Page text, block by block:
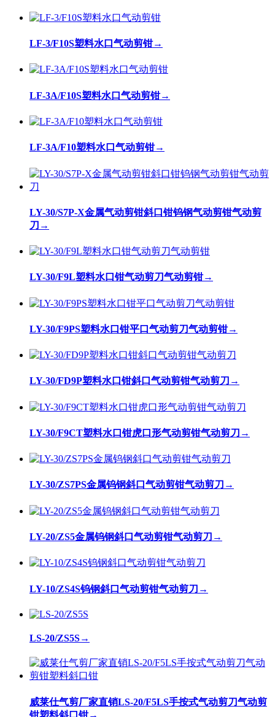
LF-3/F10S塑料水口气动剪钳→
LF-3A/F10S塑料水口气动剪钳→
LF-3A/F10塑料水口气动剪钳→
LY-30/S7P-X金属气动剪钳斜口钳钨钢气动剪钳气动剪
刀 →
LY-30/F9L塑料水口钳气动剪刀气动剪钳→
LY-30/F9PS塑料水口钳平口气动剪刀气动剪钳→
LY-30/FD9P塑料水口钳斜口气动剪钳气动剪刀 →
LY-30/F9CT塑料水口钳虎口形气动剪钳气动剪刀 →
LY-30/ZS7PS金属钨钢斜口气动剪钳气动剪刀 →
LY-20/ZS5金属钨钢斜口气动剪钳气动剪刀 →
LY-10/ZS4S钨钢斜口气动剪钳气动剪刀 →
LS-20/ZS5S→
威莱仕气剪厂家直销LS-20/F5LS手按式气动剪刀气动剪
钳塑料斜口钳→